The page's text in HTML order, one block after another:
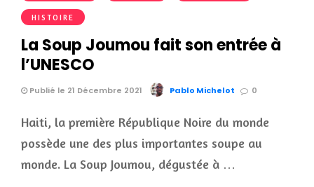
HISTOIRE
La Soup Joumou fait son entrée à
l’UNESCO
Publié le 21 Décembre 2021 Pablo Michelot 0
Haiti, la première République Noire du monde
possède une des plus importantes soupe au
monde. La Soup Joumou, dégustée à …